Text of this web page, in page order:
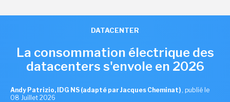
DATACENTER
La consommation électrique des
datacenters s'envole en 2026
Andy Patrizio, IDG NS (adapté par Jacques Cheminat) , publié le
08 Juillet 2026